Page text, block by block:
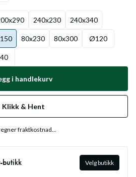
240x230 240x340
80x230 80x300 Ø120
i handlekurv
Klikk & Hent
fraktkostnad...
butikk Velg butikk